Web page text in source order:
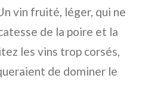
vin fruité, léger, qui ne
de la poire et la
les vins trop corsés,
de dominer le